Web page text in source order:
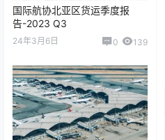
国际航协北亚区货运季度报
告-2023 Q3
24年3月6日 0 139